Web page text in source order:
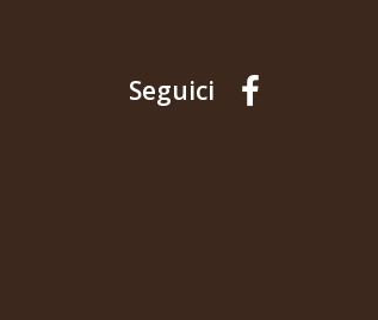
Seguici